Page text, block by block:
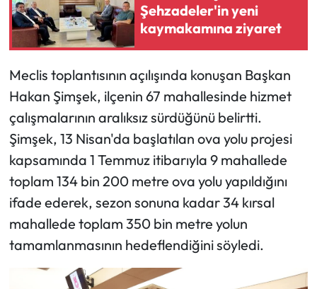
Şehzadeler'in yeni
kaymakamına ziyaret
Meclis toplantısının açılışında konuşan Başkan
Hakan Şimşek, ilçenin 67 mahallesinde hizmet
çalışmalarının aralıksız sürdüğünü belirtti.
Şimşek, 13 Nisan'da başlatılan ova yolu projesi
kapsamında 1 Temmuz itibarıyla 9 mahallede
toplam 134 bin 200 metre ova yolu yapıldığını
ifade ederek, sezon sonuna kadar 34 kırsal
mahallede toplam 350 bin metre yolun
tamamlanmasının hedeflendiğini söyledi.